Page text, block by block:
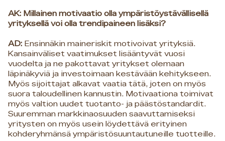
AK: Millainen motivaatio olla ympäristöystävällisellä
yrityksellä voi olla trendipaineen lisäksi?
AD: Ensinnäkin maineriskit motivoivat yrityksiä.
Kansainväliset vaatimukset lisääntyvät vuosi
vuodelta ja ne pakottavat yritykset olemaan
läpinäkyviä ja investoimaan kestävään kehitykseen.
Myös sijoittajat alkavat vaatia tätä, joten on myös
suora taloudellinen kannustin. Motivaationa toimivat
myös valtion uudet tuotanto- ja päästöstandardit.
Suuremman markkinaosuuden saavuttamiseksi
yritysten on myös usein löydettävä erityinen
kohderyhmänsä ympäristösuuntautuneille tuotteille.